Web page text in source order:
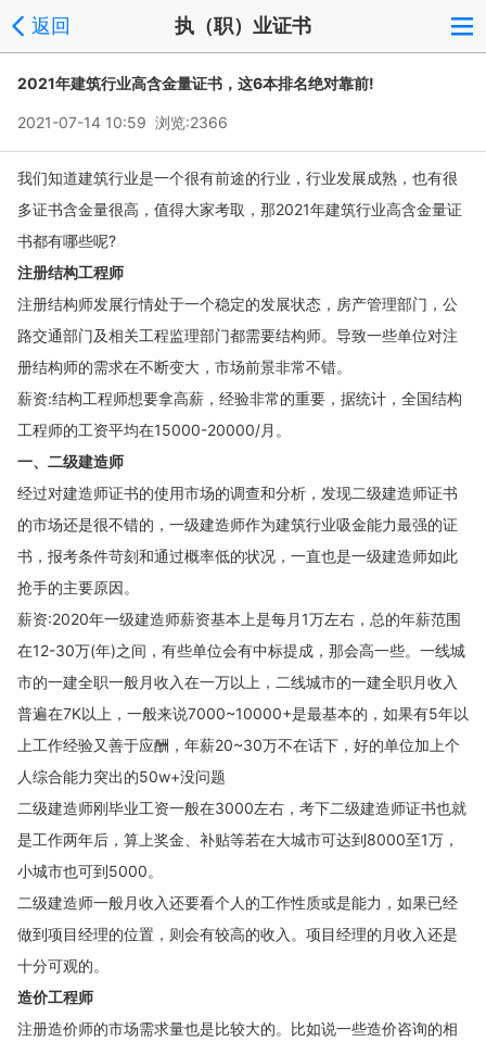
返回 执（职）业证书
2021年建筑行业高含金量证书，这6本排名绝对靠前!
2021-07-14 10:59 浏览:2366
我们知道建筑行业是一个很有前途的行业，行业发展成熟，也有很
多证书含金量很高，值得大家考取，那2021年建筑行业高含金量证
书都有哪些呢?
注册结构工程师
注册结构师发展行情处于一个稳定的发展状态，房产管理部门，公
路交通部门及相关工程监理部门都需要结构师。导致一些单位对注
册结构师的需求在不断变大，市场前景非常不错。
薪资:结构工程师想要拿高薪，经验非常的重要，据统计，全国结构
工程师的工资平均在15000-20000/月。
一、二级建造师
经过对建造师证书的使用市场的调查和分析，发现二级建造师证书
的市场还是很不错的，一级建造师作为建筑行业吸金能力最强的证
书，报考条件苛刻和通过概率低的状况，一直也是一级建造师如此
抢手的主要原因。
薪资:2020年一级建造师薪资基本上是每月1万左右，总的年薪范围
在12-30万(年)之间，有些单位会有中标提成，那会高一些。一线城
市的一建全职一般月收入在一万以上，二线城市的一建全职月收入
普遍在7K以上，一般来说7000~10000+是最基本的，如果有5年以
上工作经验又善于应酬，年薪20~30万不在话下，好的单位加上个
人综合能力突出的50w+没问题
二级建造师刚毕业工资一般在3000左右，考下二级建造师证书也就
是工作两年后，算上奖金、补贴等若在大城市可达到8000至1万，
小城市也可到5000。
二级建造师一般月收入还要看个人的工作性质或是能力，如果已经
做到项目经理的位置，则会有较高的收入。项目经理的月收入还是
十分可观的。
造价工程师
注册造价师的市场需求量也是比较大的。比如说一些造价咨询的相